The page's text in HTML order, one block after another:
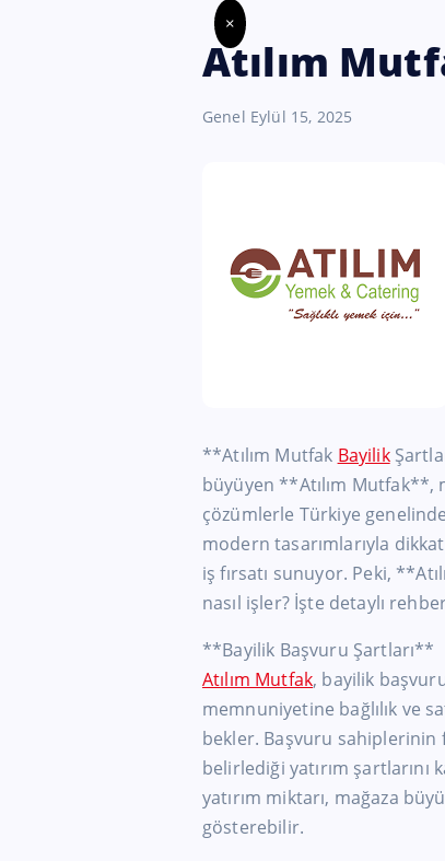
Atılım
Genel Eylül 15, 2025
**Atılım Mutfak Bayilik
büyüyen **Atılım Mutfak**,
çözümlerle Türkiye
modern tasarımlarıyla
iş fırsatı sunuyor. Peki,
nasıl işler? İşte detaylı
**Bayilik Başvuru Şartları**
Atılım Mutfak, bayilik
memnuniyetine bağlılık ve
bekler. Başvuru sahiplerinin
belirlediği yatırım
yatırım miktarı, mağaza
gösterebilir.
×